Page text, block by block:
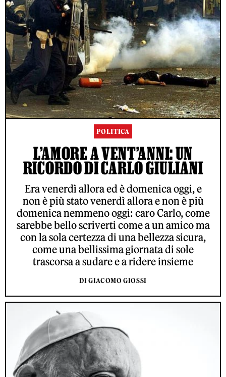
POLITICA
L’AMORE A VENT’ANNI: UN
RICORDO DI CARLO GIULIANI
Era venerdì allora ed è domenica oggi, e
non è più stato venerdì allora e non è più
domenica nemmeno oggi: caro Carlo, come
sarebbe bello scriverti come a un amico ma
con la sola certezza di una bellezza sicura,
come una bellissima giornata di sole
trascorsa a sudare e a ridere insieme
DI GIACOMO GIOSSI